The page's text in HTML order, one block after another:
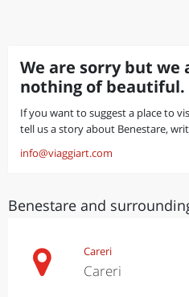
We are sorry but we
nothing of beautiful.
If you want to suggest a place to
tell us a story about Benestare,
info@viaggiart.com
Benestare and
Careri
Careri